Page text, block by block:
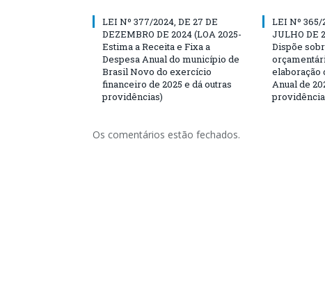
LEI Nº 377/2024, DE 27 DE
DEZEMBRO DE 2024 (LOA 2025-
Estima a Receita e Fixa a
Despesa Anual do município de
Brasil Novo do exercício
financeiro de 2025 e dá outras
providências)
LEI Nº 365/
JULHO DE
Dispõe
elaboração
Anual de
Os comentários estão fechados.